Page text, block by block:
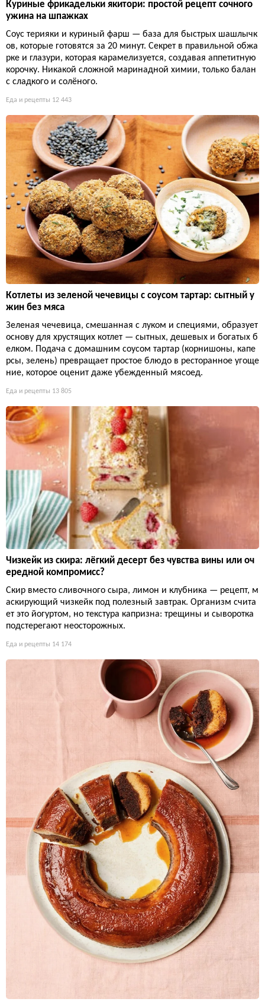
Куриные фрикадельки якитори: простой рецепт сочного
ужина на шпажках
Соус терияки и куриный фарш — база для быстрых шашлычк
ов, которые готовятся за 20 минут. Секрет в правильной обжа
рке и глазури, которая карамелизуется, создавая аппетитную
корочку. Никакой сложной маринадной химии, только балан
с сладкого и солёного.
Еда и рецепты 12 443
Котлеты из зеленой чечевицы с соусом тартар: сытный у
жин без мяса
Зеленая чечевица, смешанная с луком и специями, образует
основу для хрустящих котлет — сытных, дешевых и богатых б
елком. Подача с домашним соусом тартар (корнишоны, капе
рсы, зелень) превращает простое блюдо в ресторанное угоще
ние, которое оценит даже убежденный мясоед.
Еда и рецепты 13 805
Чизкейк из скира: лёгкий десерт без чувства вины или оч
ередной компромисс?
Скир вместо сливочного сыра, лимон и клубника — рецепт, м
аскирующий чизкейк под полезный завтрак. Организм счита
ет это йогуртом, но текстура капризна: трещины и сыворотка
подстерегают неосторожных.
Еда и рецепты 14 174